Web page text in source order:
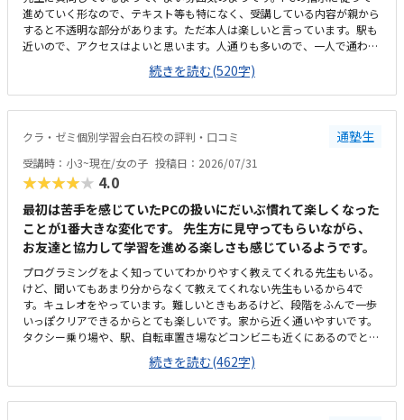
進めていく形なので、テキスト等も特になく、受講している内容が親から
すると不透明な部分があります。ただ本人は楽しいと言っています。駅も
近いので、アクセスはよいと思います。人通りも多いので、一人で通わせ
てもそんなに問題ないかと思います。ただビルが少し古いので、子供から
すると怖いかもしれません。高校受験を主とする塾なので、小2の息子か
らすると静かかなと思います。ただそのぶん騒がずいるようなので、雰囲
気は悪くないと思います。プログラミングで一万円は安いと思います。た
だ習得できる内容次第かと思うので、これから様子を見たいと思います。
体験のとき、PCの不具合でスタートが遅くなり、所定の時間よりも受講
時間が短くなってしまったことがありました。その際お電話いただき、少
し延長してもいいですかとご相談いただきました。時間がきたら終わり、
とせずにご対応いただけたのでうれしかったです。今のところ特にありま
せんが、授業内容が不透明なので習熟度がわからないところでしょうか。
ただ本人は楽しそうに通っています。特にありません。
続きを読む(520字)
クラ・ゼミ個別学習会白石校の評判・口コミ 通塾生
受講時：小3~現在/女の子 投稿日：2026/07/31
★★★★★ 4.0
最初は苦手を感じていたPCの扱いにだいぶ慣れて楽しくなった
ことが1番大きな変化です。 先生方に見守ってもらいながら、
お友達と協力して学習を進める楽しさも感じているようです。
プログラミングをよく知っていてわかりやすく教えてくれる先生もいる。
けど、聞いてもあまり分からなくて教えてくれない先生もいるから4で
す。キュレオをやっています。難しいときもあるけど、段階をふんで一歩
いっぽクリアできるからとても楽しいです。家から近く通いやすいです。
タクシー乗り場や、駅、自転車置き場などコンビニも近くにあるのでとて
も便利です。部屋はスッキリしていてきれいで勉強しやすいです。前に仕
切りもあるから集中できる。温度も聞いて調整してくれるから、過ごしや
すいです。教えてもらう時とそうでない時がある様子なので、あまり教え
てもらわない場合には料金的には高いと感じます。先生方がやさしくて和
続きを読む(462字)